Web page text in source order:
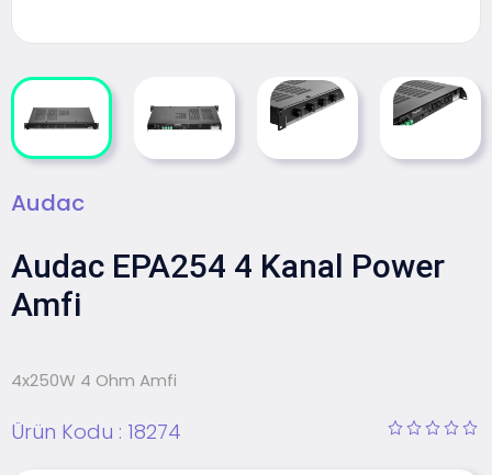
Audac
Audac EPA254 4 Kanal Power
Amfi
4x250W 4 Ohm Amfi
Ürün Kodu : 18274